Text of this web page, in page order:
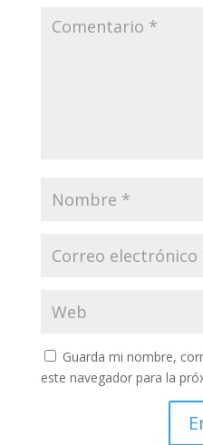
Guarda mi nombre,
este navegador para la